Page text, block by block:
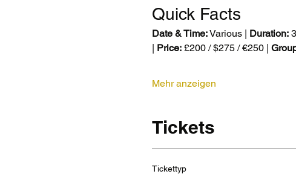
Quick Facts
Date & Time: Various | Duration: 3
| Price: £200 / $275 / €250 |
Mehr anzeigen
Tickets
Tickettyp